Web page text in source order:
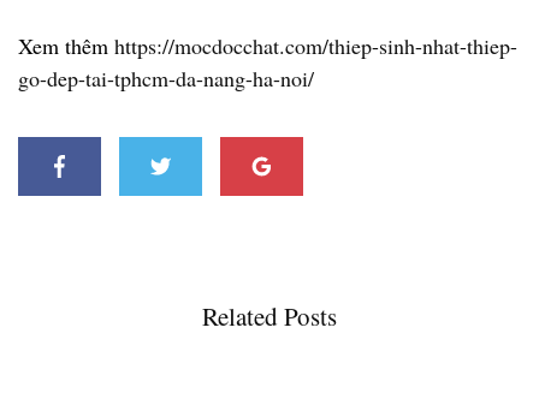
Xem thêm https://mocdocchat.com/thiep-sinh-nhat-thiep-
go-dep-tai-tphcm-da-nang-ha-noi/
Related Posts